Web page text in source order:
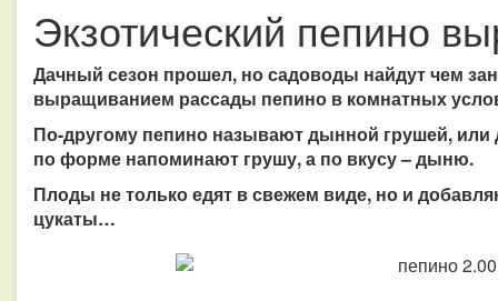
Экзотический пепино
Дачный сезон прошел, но садоводы найдут чем
выращиванием рассады пепино в комнатных
По-другому пепино называют дынной грушей,
по форме напоминают грушу, а по вкусу – дыню.
Плоды не только едят в свежем виде, но и
цукаты…